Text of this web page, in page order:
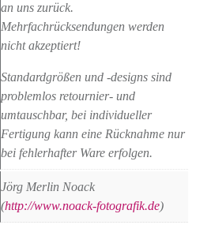
an uns zurück.
Mehrfachrücksendungen werden
nicht akzeptiert!
Standardgrößen und -designs sind
problemlos retournier- und
umtauschbar, bei individueller
Fertigung kann eine Rücknahme nur
bei fehlerhafter Ware erfolgen.
Jörg Merlin Noack
(http://www.noack-fotografik.de)